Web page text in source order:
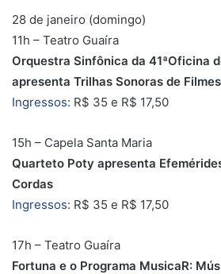
28 de janeiro (domingo)
11h – Teatro Guaíra
Orquestra Sinfônica da 41ªOficina
apresenta Trilhas Sonoras de
Ingressos: R$ 35 e R$ 17,50
15h – Capela Santa Maria
Quarteto Poty apresenta
Cordas
Ingressos: R$ 35 e R$ 17,50
17h – Teatro Guaíra
Fortuna e o Programa MusicaR: